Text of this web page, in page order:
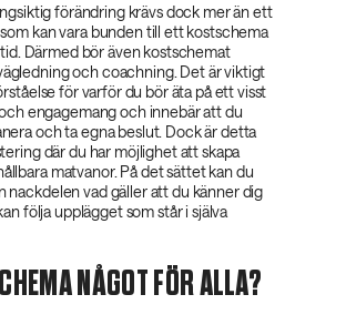
förändring krävs dock mer än ett
kan vara bunden till ett kostschema
Därmed bör även kostschemat
och coachning. Det är viktigt
för varför du bör äta på ett visst
engagemang och innebär att du
och ta egna beslut. Dock är detta
där du har möjlighet att skapa
matvanor. På det sättet kan du
nackdelen vad gäller att du känner dig
följa upplägget som står i själva
NÅGOT FÖR ALLA?